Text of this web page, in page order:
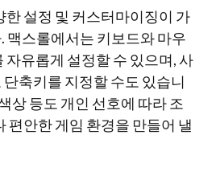
한 설정 및 커스터마이징이 가
맥스롤에서는 키보드와 마우
자유롭게 설정할 수 있으며, 사
축키를 지정할 수도 있습니
상 등도 개인 선호에 따라 조
편안한 게임 환경을 만들어 낼